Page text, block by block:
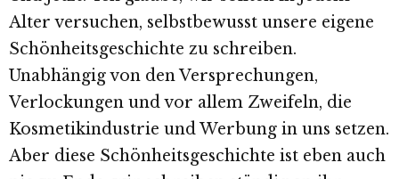
Alter versuchen, selbstbewusst unsere eigene
Schönheitsgeschichte zu schreiben.
Unabhängig von den Versprechungen,
Verlockungen und vor allem Zweifeln, die
Kosmetikindustrie und Werbung in uns setzen.
Aber diese Schönheitsgeschichte ist eben auch